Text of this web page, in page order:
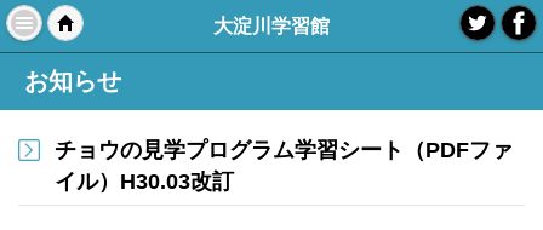
大淀川学習館
お知らせ
チョウの見学プログラム学習シート（PDFファ
イル）H30.03改訂
モバイル